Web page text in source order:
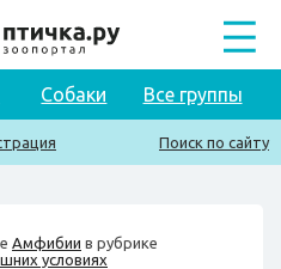
Собаки Все группы
Поиск по сайту
Амфибии в рубрике
условиях